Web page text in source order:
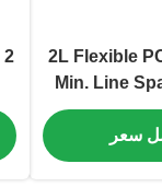
2L Flexible PCB Board with 0.1mm
Min. Line
سعر